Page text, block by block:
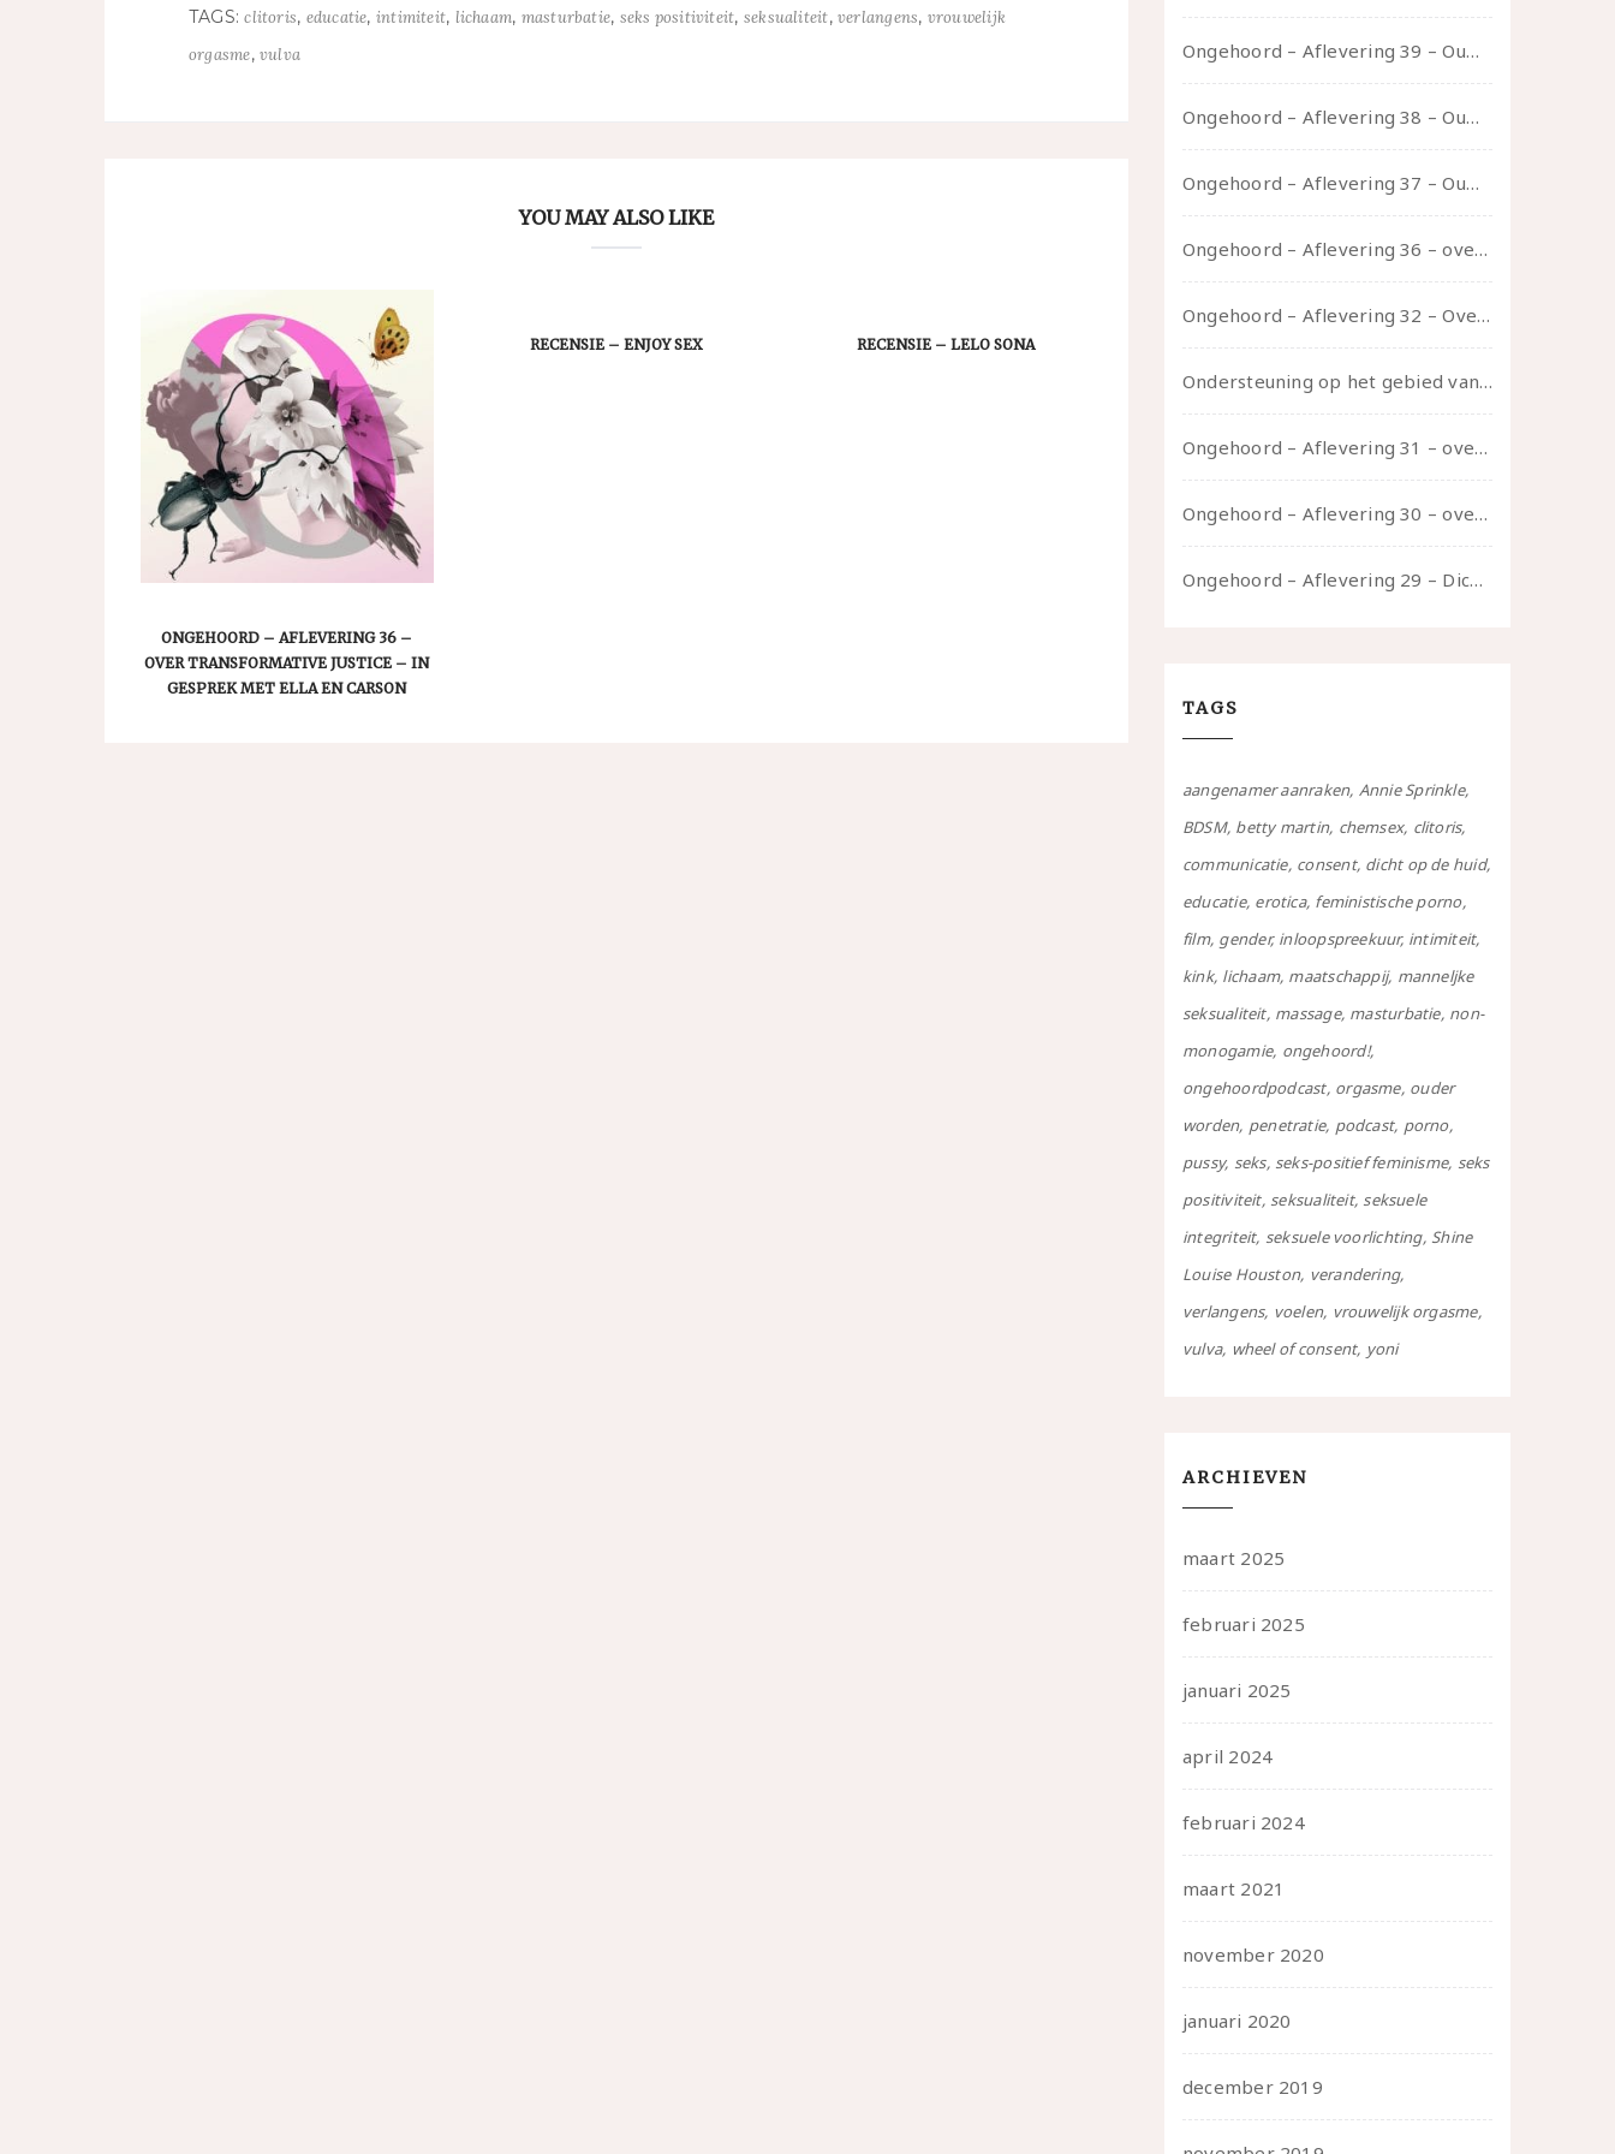
TAGS:clitoris, educatie, intimiteit, lichaam, masturbatie, seks positiviteit, seksualiteit, verlangens, vrouwelijk
orgasme,vulva
YOU MAY ALSO LIKE
ONGEHOORD – AFLEVERING 36 –
OVER TRANSFORMATIVE JUSTICE – IN
GESPREK MET ELLA EN CARSON
RECENSIE – ENJOY SEX RECENSIE – LELO SONA
Ongehoord – Aflevering 39 – Ouwelui, een gesprek met Pepijn en Ivo over hun regenbooggezin, eigenzinnig ouder worden en Cruise Control
Ongehoord – Aflevering 38 – Ouwelui, een gesprek met vreer over behoefte aan geborgenheid en het behouden van je idealen
Ongehoord – Aflevering 37 – Ouwelui, een gesprek met non over seksualiteit, transitie en ageism
Ongehoord – Aflevering 36 – over transformative justice – in gesprek met Ella en carson
Ongehoord – Aflevering 32 – Over autisme en seksualiteit – in gesprek met Roos Reijbroek
Ondersteuning op het gebied van consent en seksualiteit
Ongehoord – Aflevering 31 – over seks, professioneel en persoonlijk, een gesprek met Marije
Ongehoord – Aflevering 30 – over vertragen, consent en negatieve gevoelens met Meg-John Barker
Ongehoord – Aflevering 29 – Dicht op de Huid: Anita
TAGS
aangenamer aanraken Annie Sprinkle
BDSM betty martin chemsex clitoris
communicatie consent dicht op de huid
educatie erotica feministische porno
film gender inloopspreekuur intimiteit
kink lichaam maatschappij manneljke
seksualiteit massage masturbatie non-
monogamie ongehoord!
ongehoordpodcast orgasme ouder
worden penetratie podcast porno
pussy seks seks-positief feminisme seks
positiviteit seksualiteit seksuele
integriteit seksuele voorlichting Shine
Louise Houston verandering
verlangens voelen vrouwelijk orgasme
vulva wheel of consent yoni
ARCHIEVEN
maart 2025
februari 2025
januari 2025
april 2024
februari 2024
maart 2021
november 2020
januari 2020
december 2019